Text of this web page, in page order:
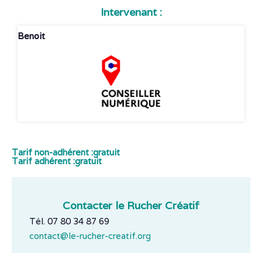
Intervenant :
Benoit
Tarif non-adhérent :gratuit
Tarif adhérent :gratuit
Contacter le Rucher Créatif
Tél. 07 80 34 87 69
contact@le-rucher-creatif.org